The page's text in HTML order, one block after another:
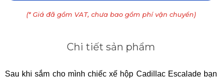
(* Giá đã gồm VAT, chưa bao gồm phí vận chuyển)
Chi tiết sản phẩm
Sau khi sắm cho mình chiếc xế hộp Cadillac Escalade bạn